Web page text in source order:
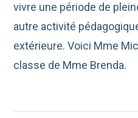
vivre une période de
autre activité
extérieure. Voici Mme
classe de Mme Brenda.